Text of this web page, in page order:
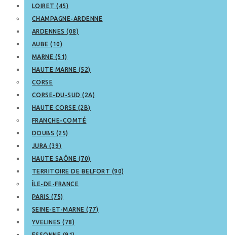
LOIRET (45)
CHAMPAGNE-ARDENNE
ARDENNES (08)
AUBE (10)
MARNE (51)
HAUTE MARNE (52)
CORSE
CORSE-DU-SUD (2A)
HAUTE CORSE (2B)
FRANCHE-COMTÉ
DOUBS (25)
JURA (39)
HAUTE SAÔNE (70)
TERRITOIRE DE BELFORT (90)
ÎLE-DE-FRANCE
PARIS (75)
SEINE-ET-MARNE (77)
YVELINES (78)